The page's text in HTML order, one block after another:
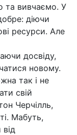
та вивчаємо. У
діючи
ресурси. Але
досвіду,
новому.
так і не
свій
Черчілль,
Мабуть,